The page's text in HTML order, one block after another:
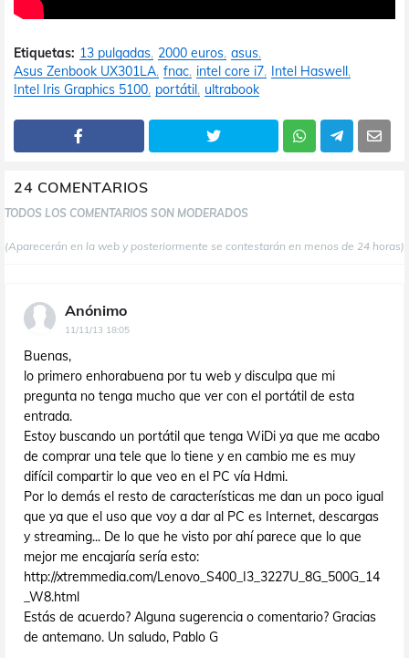
Etiquetas: 13 pulgadas 2000 euros asus
Asus Zenbook UX301LA fnac intel core i7 Intel Haswell
Intel Iris Graphics 5100 portátil ultrabook
24 COMENTARIOS
TODOS LOS COMENTARIOS SON MODERADOS
(Aparecerán en la web y posteriormente se contestarán en menos de 24 horas)
Anónimo
11/11/13 18:05
Buenas,
lo primero enhorabuena por tu web y disculpa que mi
pregunta no tenga mucho que ver con el portátil de esta
entrada.
Estoy buscando un portátil que tenga WiDi ya que me acabo
de comprar una tele que lo tiene y en cambio me es muy
difícil compartir lo que veo en el PC vía Hdmi.
Por lo demás el resto de características me dan un poco igual
que ya que el uso que voy a dar al PC es Internet, descargas
y streaming... De lo que he visto por ahí parece que lo que
mejor me encajaría sería esto:
http://xtremmedia.com/Lenovo_S400_I3_3227U_8G_500G_14
_W8.html
Estás de acuerdo? Alguna sugerencia o comentario? Gracias
de antemano. Un saludo, Pablo G